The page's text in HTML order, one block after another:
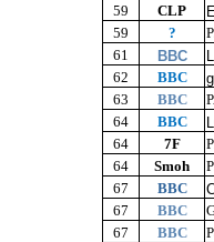
59
CLP
59
?
61
BBC
62
BBC
63
BBC
64
BBC
64
7F
64
Smoh
67
BBC
67
BBC
67
BBC